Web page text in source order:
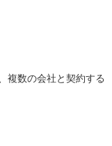
複数の会社と契約する